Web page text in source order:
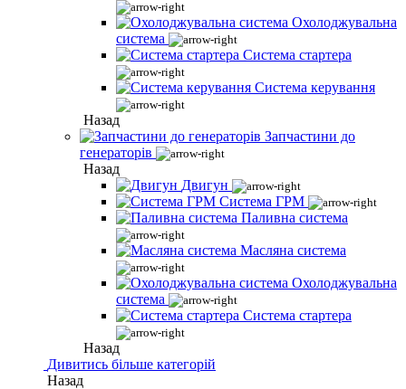
Охолоджувальна
система
Система стартера
Система керування
Назад
Запчастини до
генераторів
Назад
Двигун
Система ГРМ
Паливна система
Масляна система
Охолоджувальна
система
Система стартера
Назад
Дивитись більше категорій
Назад